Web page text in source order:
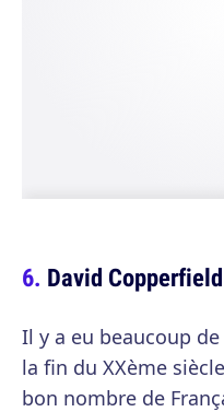
David Copperfield
Il y a eu beaucoup
la fin du XXème
bon nombre de